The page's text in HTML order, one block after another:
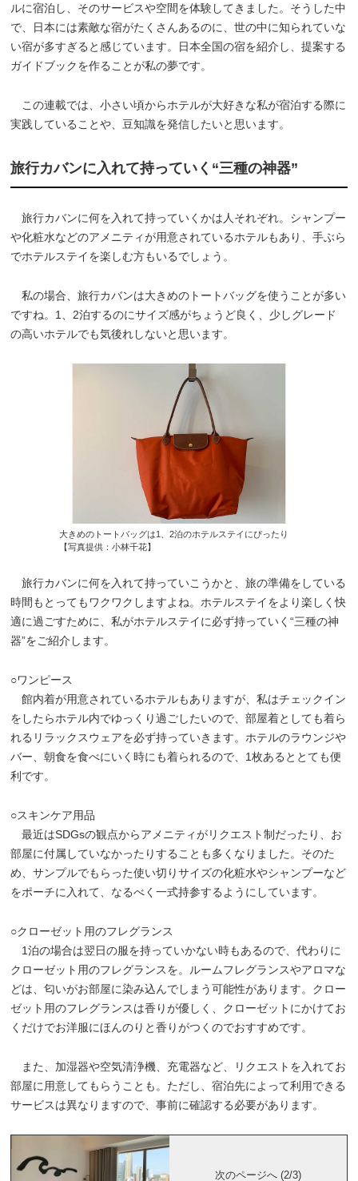
ルに宿泊し、そのサービスや空間を体験してきました。そうした中
で、日本には素敵な宿がたくさんあるのに、世の中に知られていな
い宿が多すぎると感じています。日本全国の宿を紹介し、提案する
ガイドブックを作ることが私の夢です。
この連載では、小さい頃からホテルが大好きな私が宿泊する際に
実践していることや、豆知識を発信したいと思います。
旅行カバンに入れて持っていく“三種の神器”
旅行カバンに何を入れて持っていくかは人それぞれ。シャンプー
や化粧水などのアメニティが用意されているホテルもあり、手ぶら
でホテルステイを楽しむ方もいるでしょう。
私の場合、旅行カバンは大きめのトートバッグを使うことが多い
ですね。1、2泊するのにサイズ感がちょうど良く、少しグレード
の高いホテルでも気後れしないと思います。
大きめのトートバッグは1、2泊のホテルステイにぴったり
【写真提供：小林千花】
旅行カバンに何を入れて持っていこうかと、旅の準備をしている
時間もとってもワクワクしますよね。ホテルステイをより楽しく快
適に過ごすために、私がホテルステイに必ず持っていく“三種の神
器”をご紹介します。
○ワンピース
館内着が用意されているホテルもありますが、私はチェックイン
をしたらホテル内でゆっくり過ごしたいので、部屋着としても着ら
れるリラックスウェアを必ず持っていきます。ホテルのラウンジや
バー、朝食を食べにいく時にも着られるので、1枚あるととても便
利です。
○スキンケア用品
最近はSDGsの観点からアメニティがリクエスト制だったり、お
部屋に付属していなかったりすることも多くなりました。そのた
め、サンプルでもらった使い切りサイズの化粧水やシャンプーなど
をポーチに入れて、なるべく一式持参するようにしています。
○クローゼット用のフレグランス
1泊の場合は翌日の服を持っていかない時もあるので、代わりに
クローゼット用のフレグランスを。ルームフレグランスやアロマな
どは、匂いがお部屋に染み込んでしまう可能性があります。クロー
ゼット用のフレグランスは香りが優しく、クローゼットにかけてお
くだけでお洋服にほんのりと香りがつくのでおすすめです。
また、加湿器や空気清浄機、充電器など、リクエストを入れてお
部屋に用意してもらうことも。ただし、宿泊先によって利用できる
サービスは異なりますので、事前に確認する必要があります。
次のページへ (2/3)